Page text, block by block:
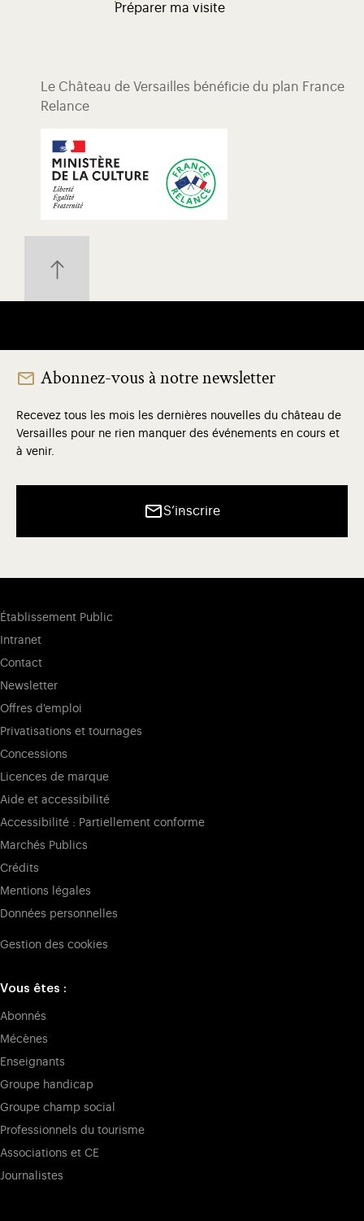
Préparer ma visite
Le Château de Versailles bénéficie du plan France
Relance
Abonnez-vous à notre newsletter
Recevez tous les mois les dernières nouvelles du château de
Versailles pour ne rien manquer des événements en cours et
à venir.
S’inscrire
Établissement Public
Intranet
Contact
Newsletter
Offres d'emploi
Privatisations et tournages
Concessions
Licences de marque
Aide et accessibilité
Accessibilité : Partiellement conforme
Marchés Publics
Crédits
Mentions légales
Données personnelles
Gestion des cookies
Vous êtes :
Abonnés
Mécènes
Enseignants
Groupe handicap
Groupe champ social
Professionnels du tourisme
Associations et CE
Journalistes